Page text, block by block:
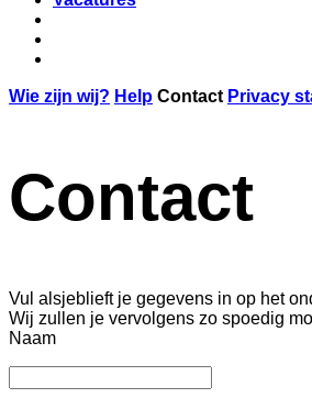
Wie zijn wij? Help Contact Privacy
Contact
Vul alsjeblieft je gegevens in op het
Wij zullen je vervolgens zo spoedig
Naam